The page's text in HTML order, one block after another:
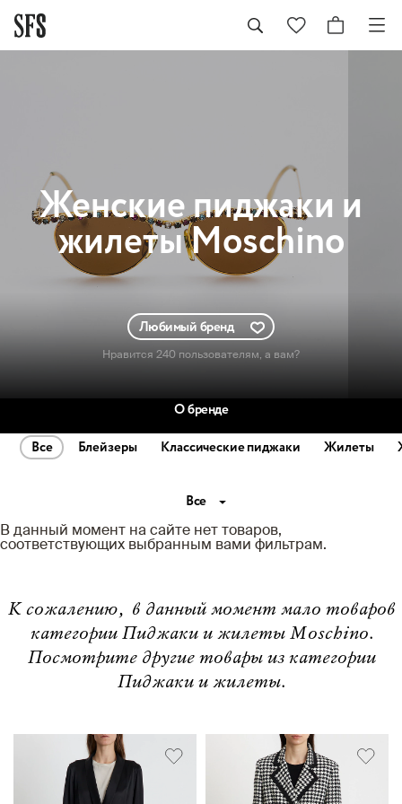
Женскиепиджаки и
жилеты Moschino
Любимый бренд
Нравится 240 пользователям, а вам?
О бренде
Все
Блейзеры Классические пиджаки Жилеты
Все
В данный момент на сайте нет товаров,
соответствующих выбранным вами фильтрам.
К сожалению, в данный момент мало товаров
категории Пиджаки и жилеты Moschino.
Посмотрите другие товары из категории
Пиджаки и жилеты.